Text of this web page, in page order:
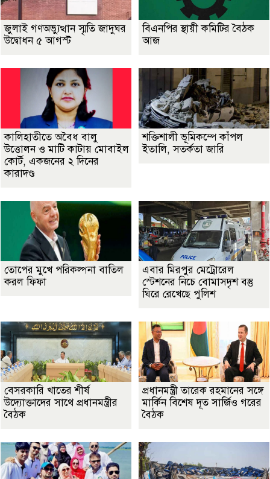
জুলাই গণঅভ্যুত্থান স্মৃতি জাদুঘর
উদ্বোধন ৫ আগস্ট
বিএনপির স্থায়ী কমিটির বৈঠক
আজ
কালিহাতীতে অবৈধ বালু
উত্তোলন ও মাটি কাটায় মোবাইল
কোর্ট, একজনের ২ দিনের
কারাদণ্ড
শক্তিশালী ভূমিকম্পে কাঁপল
ইতালি, সতর্কতা জারি
তোপের মুখে পরিকল্পনা বাতিল
করল ফিফা
এবার মিরপুর মেট্রোরেল
স্টেশনের নিচে বোমাসদৃশ বস্তু
ঘিরে রেখেছে পুলিশ
বেসরকারি খাতের শীর্ষ
উদ্যোক্তাদের সাথে প্রধানমন্ত্রীর
বৈঠক
প্রধানমন্ত্রী তারেক রহমানের সঙ্গে
মার্কিন বিশেষ দূত সার্জিও গরের
বৈঠক